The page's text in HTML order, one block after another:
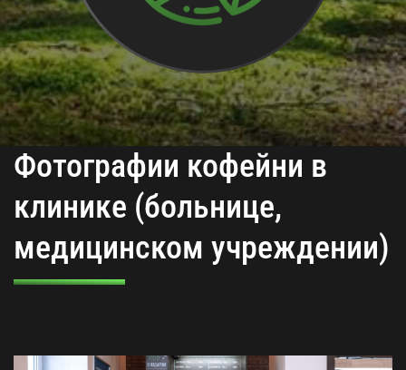
Фотографии кофейни в
клинике (больнице,
медицинском учреждении)